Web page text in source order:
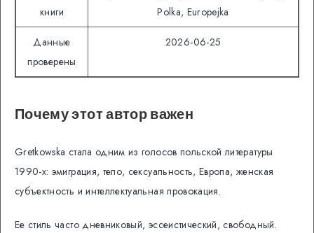
книги
Polka, Europejka
Данные
проверены
2026-06-25
Почему этот автор важен
Gretkowska стала одним из голосов польской литературы
1990-х: эмиграция, тело, сексуальность, Европа, женская
субъектность и интеллектуальная провокация.
Ее стиль часто дневниковый, эссеистический, свободный.